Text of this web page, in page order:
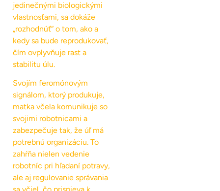
jedinečnými biologickými
vlastnosťami, sa dokáže
„rozhodnúť“ o tom, ako a
kedy sa bude reprodukovať,
čím ovplyvňuje rast a
stabilitu úlu.
Svojím feromónovým
signálom, ktorý produkuje,
matka včela komunikuje so
svojimi robotnicami a
zabezpečuje tak, že úľ má
potrebnú organizáciu. To
zahŕňa nielen vedenie
robotníc pri hľadaní potravy,
ale aj regulovanie správania